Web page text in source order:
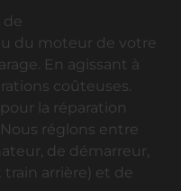
de
du moteur de votre
En agissant à
coûteuses.
la réparation
réglons entre
de démarreur,
train arrière) et de